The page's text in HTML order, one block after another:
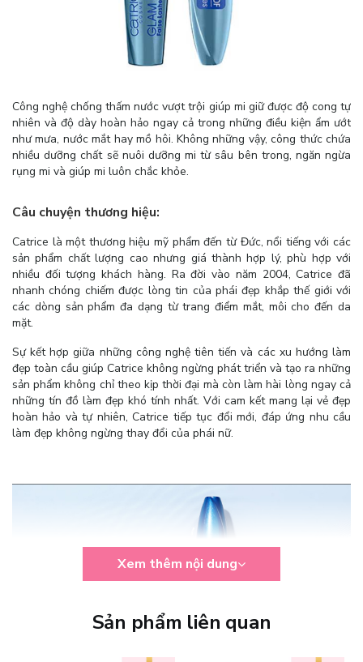
Công nghệ chống thấm nước vượt trội giúp mi giữ được độ cong tự
nhiên và độ dày hoàn hảo ngay cả trong những điều kiện ẩm ướt
như mưa, nước mắt hay mồ hôi. Không những vậy, công thức chứa
nhiều dưỡng chất sẽ nuôi dưỡng mi từ sâu bên trong, ngăn ngừa
rụng mi và giúp mi luôn chắc khỏe.
Câu chuyện thương hiệu:
Catrice là một thương hiệu mỹ phẩm đến từ Đức, nổi tiếng với các
sản phẩm chất lượng cao nhưng giá thành hợp lý, phù hợp với
nhiều đối tượng khách hàng. Ra đời vào năm 2004, Catrice đã
nhanh chóng chiếm được lòng tin của phái đẹp khắp thế giới với
các dòng sản phẩm đa dạng từ trang điểm mắt, môi cho đến da
mặt.
Sự kết hợp giữa những công nghệ tiên tiến và các xu hướng làm
đẹp toàn cầu giúp Catrice không ngừng phát triển và tạo ra những
sản phẩm không chỉ theo kịp thời đại mà còn làm hài lòng ngay cả
những tín đồ làm đẹp khó tính nhất. Với cam kết mang lại vẻ đẹp
hoàn hảo và tự nhiên, Catrice tiếp tục đổi mới, đáp ứng nhu cầu
làm đẹp không ngừng thay đổi của phái nữ.
Xem thêm nội dung
Sản phẩm liên quan